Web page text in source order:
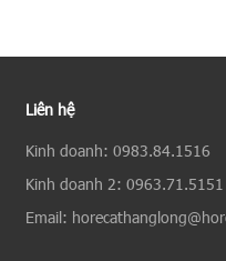
Liên hệ
Kinh doanh: 0983.84.1516
Kinh doanh 2: 0963.71.5151
Email: